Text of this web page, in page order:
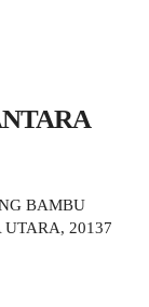
BAMBU
20137